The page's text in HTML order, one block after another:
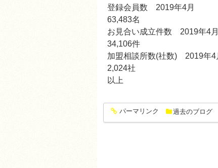
登録会員数 2019年4月
63,483名
お見合い成立件数 2019年4月
34,106件
加盟相談所数(社数) 2019年4
2,024社
以上
entry1289
パーマリンク 過去のブログ